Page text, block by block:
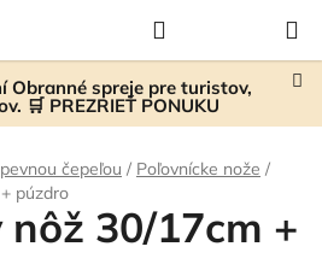
Obranné spreje pre turistov,
🛒 PREZRIEŤ PONUKU
KOŠÍK
čepeľou / Poľovnícke nože /
púzdro
30/17cm +